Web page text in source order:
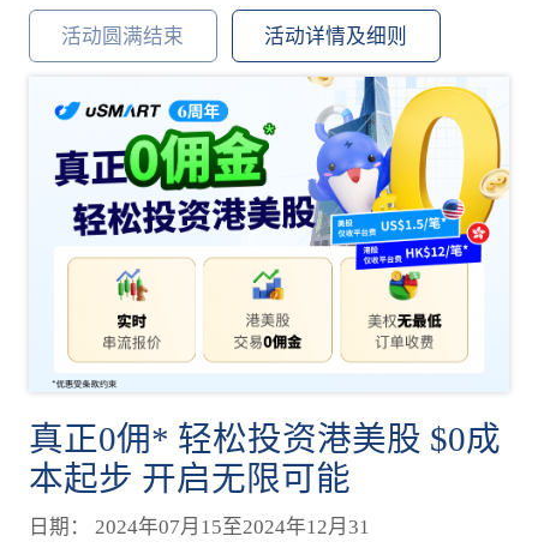
活动圆满结束 活动详情及细则
真正0佣* 轻松投资港美股 $0成
本起步 开启无限可能
日期： 2024年07月15至2024年12月31